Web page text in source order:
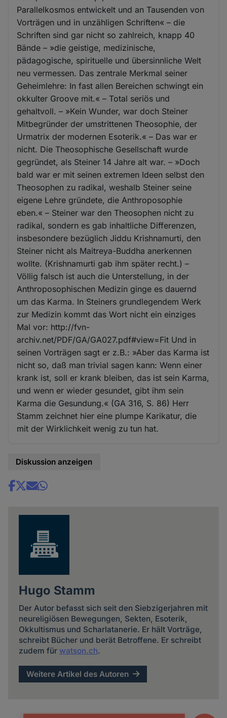
Parallelkosmos entwickelt und an Tausenden von
Vorträgen und in unzähligen Schriften« – die
Schriften sind gar nicht so zahlreich, knapp 40
Bände – »die geistige, medizinische,
pädagogische, spirituelle und übersinnliche Welt
neu vermessen. Das zentrale Merkmal seiner
Geheimlehre: In fast allen Bereichen schwingt ein
okkulter Groove mit.« – Total seriös und
gehaltvoll. – »Kein Wunder, war doch Steiner
Mitbegründer der umstrittenen Theosophie, der
Urmatrix der modernen Esoterik.« – Das war er
nicht. Die Theosophische Gesellschaft wurde
gegründet, als Steiner 14 Jahre alt war. – »Doch
bald war er mit seinen extremen Ideen selbst den
Theosophen zu radikal, weshalb Steiner seine
eigene Lehre gründete, die Anthroposophie
eben.« – Steiner war den Theosophen nicht zu
radikal, sondern es gab inhaltliche Differenzen,
insbesondere bezüglich Jiddu Krishnamurti, den
Steiner nicht als Maitreya-Buddha anerkennen
wollte. (Krishnamurti gab ihm später recht.) –
Völlig falsch ist auch die Unterstellung, in der
Anthroposophischen Medizin ginge es dauernd
um das Karma. In Steiners grundlegendem Werk
zur Medizin kommt das Wort nicht ein einziges
Mal vor: http://fvn-
archiv.net/PDF/GA/GA027.pdf#view=Fit Und in
seinen Vorträgen sagt er z.B.: »Aber das Karma ist
nicht so, daß man trivial sagen kann: Wenn einer
krank ist, soll er krank bleiben, das ist sein Karma,
und wenn er wieder gesundet, gibt ihm sein
Karma die Gesundung.« (GA 316, S. 86) Herr
Stamm zeichnet hier eine plumpe Karikatur, die
mit der Wirklichkeit wenig zu tun hat.
Diskussion anzeigen
Share
Hugo Stamm
Der Autor befasst sich seit den Siebzigerjahren mit
neureligiösen Bewegungen, Sekten, Esoterik,
Okkultismus und Scharlatanerie. Er hält Vorträge,
schreibt Bücher und berät Betroffene. Er schreibt
zudem für watson.ch.
Weitere Artikel des Autoren